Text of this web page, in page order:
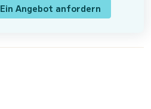
Ein Angebot anfordern